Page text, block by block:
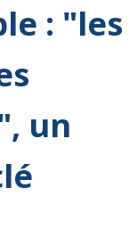
: "les
un